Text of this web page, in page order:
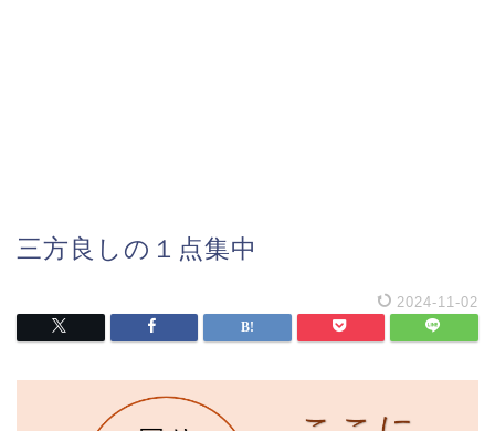
三方良しの１点集中
2024-11-02